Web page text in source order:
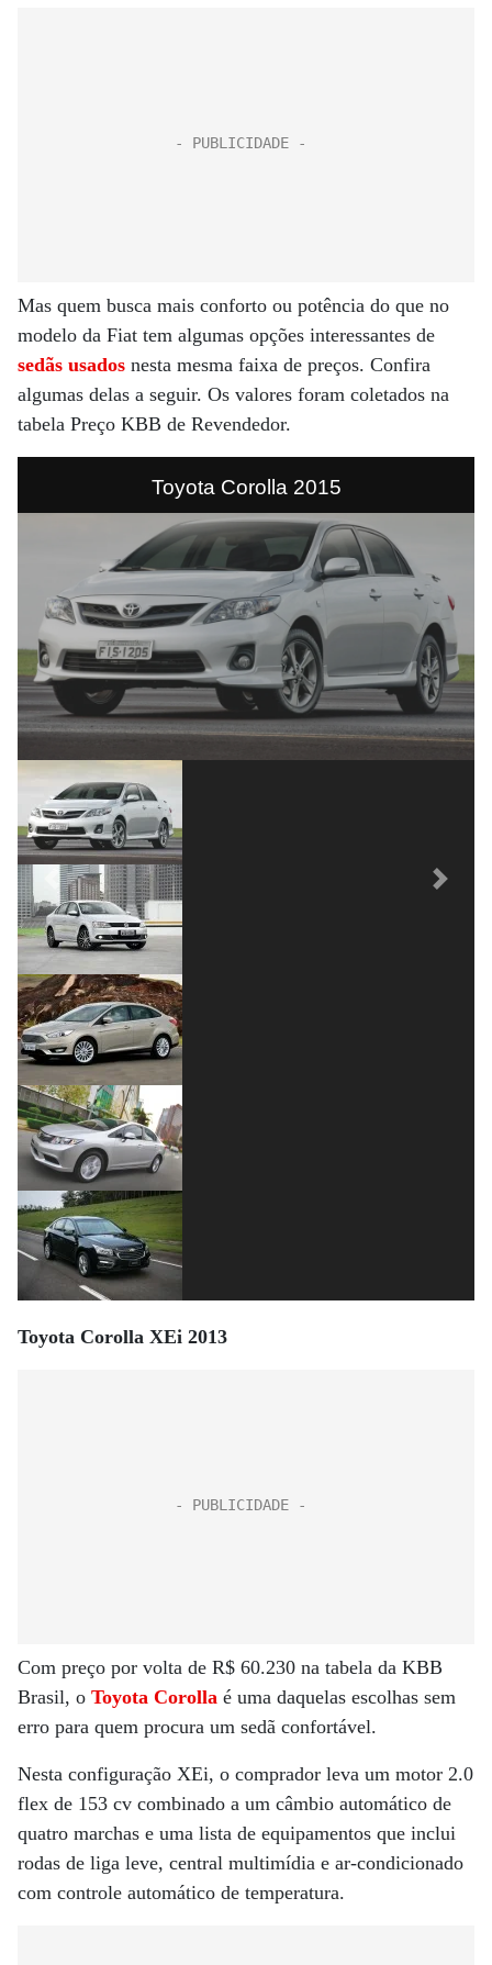
Mas quem busca mais conforto ou potência do que no
modelo da Fiat tem algumas opções interessantes de
sedãs usados nesta mesma faixa de preços. Confira
algumas delas a seguir. Os valores foram coletados na
tabela Preço KBB de Revendedor.
Toyota Corolla 2015
Previous Next
Toyota Corolla XEi 2013
Com preço por volta de R$ 60.230 na tabela da KBB
Brasil, o Toyota Corolla é uma daquelas escolhas sem
erro para quem procura um sedã confortável.
Nesta configuração XEi, o comprador leva um motor 2.0
flex de 153 cv combinado a um câmbio automático de
quatro marchas e uma lista de equipamentos que inclui
rodas de liga leve, central multimídia e ar-condicionado
com controle automático de temperatura.